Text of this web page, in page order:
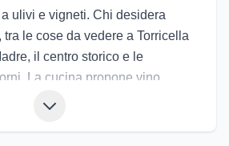
ulivi e vigneti. Chi desidera
tra le cose da vedere a Torricella
il centro storico e le
La cucina propone vino